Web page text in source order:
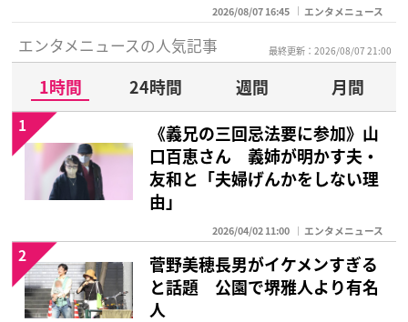
2026/08/07 16:45 エンタメニュース
エンタメニュースの人気記事 最終更新：2026/08/07 21:00
1時間 24時間 週間
月間
《義兄の三回忌法要に参加》山
口百恵さん 義姉が明かす夫・
友和と「夫婦げんかをしない理
由」
2026/04/02 11:00 エンタメニュース
1
菅野美穂長男がイケメンすぎる
と話題 公園で堺雅人より有名
人
2